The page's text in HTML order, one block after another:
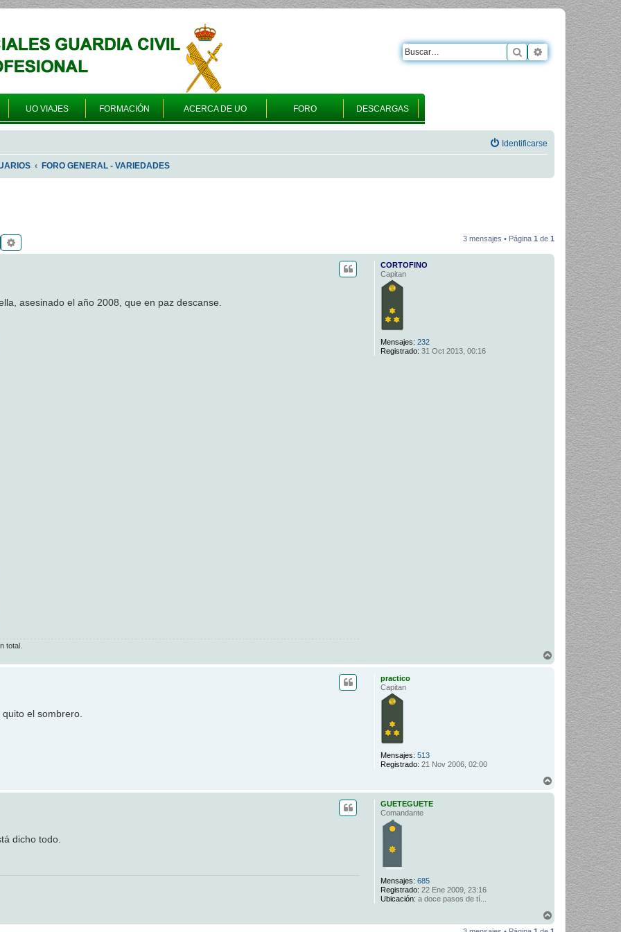
UO VIAJES FORMACIÓN ACERCA DE UO FORO DESCARGAS
Buscar Búsqueda
Identificarse
FORO GENERAL - VARIEDADES
Buscar 3 mensajes • Página 1 de 1
CORTOFINO
Capitan
Mensajes: 232
Registrado: 31 Oct 2013, 00:16
asesinado el año 2008, que en paz descanse.
total.
practico
Capitan
Mensajes: 513
Registrado: 21 Nov 2006, 02:00
el sombrero.
GUETEGUETE
Comandante
Mensajes: 685
Registrado: 22 Ene 2009, 23:16
Ubicación: a doce pasos de tí...
dicho todo.